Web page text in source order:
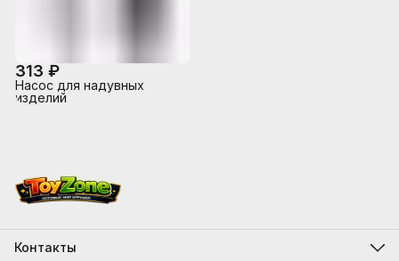
313 ₽
Насос для надувных
изделий
Контакты